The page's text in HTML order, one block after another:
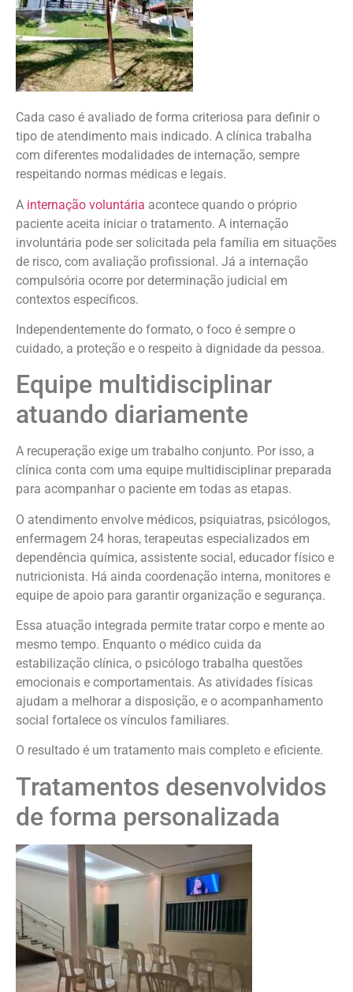
Cada caso é avaliado de forma criteriosa para definir o
tipo de atendimento mais indicado. A clínica trabalha
com diferentes modalidades de internação, sempre
respeitando normas médicas e legais.
A internação voluntária acontece quando o próprio
paciente aceita iniciar o tratamento. A internação
involuntária pode ser solicitada pela família em situações
de risco, com avaliação profissional. Já a internação
compulsória ocorre por determinação judicial em
contextos específicos.
Independentemente do formato, o foco é sempre o
cuidado, a proteção e o respeito à dignidade da pessoa.
Equipe multidisciplinar
atuando diariamente
A recuperação exige um trabalho conjunto. Por isso, a
clínica conta com uma equipe multidisciplinar preparada
para acompanhar o paciente em todas as etapas.
O atendimento envolve médicos, psiquiatras, psicólogos,
enfermagem 24 horas, terapeutas especializados em
dependência química, assistente social, educador físico e
nutricionista. Há ainda coordenação interna, monitores e
equipe de apoio para garantir organização e segurança.
Essa atuação integrada permite tratar corpo e mente ao
mesmo tempo. Enquanto o médico cuida da
estabilização clínica, o psicólogo trabalha questões
emocionais e comportamentais. As atividades físicas
ajudam a melhorar a disposição, e o acompanhamento
social fortalece os vínculos familiares.
O resultado é um tratamento mais completo e eficiente.
Tratamentos desenvolvidos
de forma personalizada